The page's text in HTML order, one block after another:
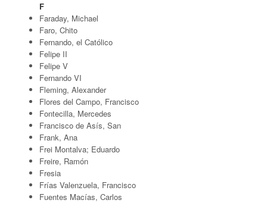
F
Faraday, Michael
Faro, Chito
Fernando, el Católico
Felipe II
Felipe V
Fernando VI
Fleming, Alexander
Flores del Campo, Francisco
Fontecilla, Mercedes
Francisco de Asís, San
Frank, Ana
Frei Montalva; Eduardo
Freire, Ramón
Fresia
Frías Valenzuela, Francisco
Fuentes Macías, Carlos